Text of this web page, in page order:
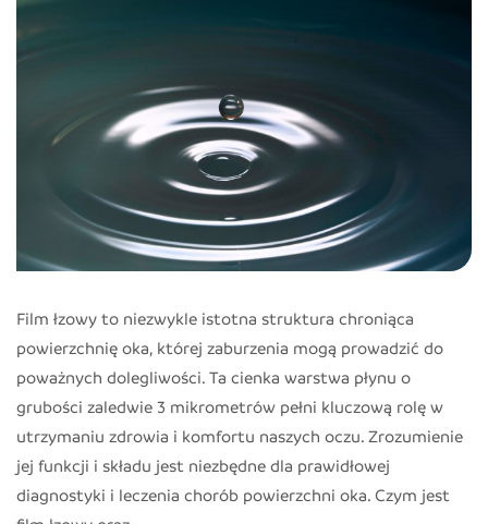
Film łzowy to niezwykle istotna struktura chroniąca
powierzchnię oka, której zaburzenia mogą prowadzić do
poważnych dolegliwości. Ta cienka warstwa płynu o
grubości zaledwie 3 mikrometrów pełni kluczową rolę w
utrzymaniu zdrowia i komfortu naszych oczu. Zrozumienie
jej funkcji i składu jest niezbędne dla prawidłowej
diagnostyki i leczenia chorób powierzchni oka. Czym jest